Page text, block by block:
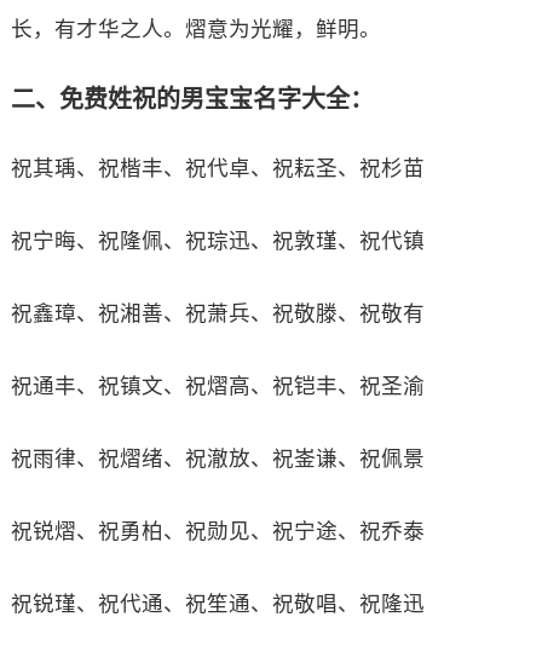
长，有才华之人。熠意为光耀，鲜明。
二、免费姓祝的男宝宝名字大全：
祝其瑀、祝楷丰、祝代卓、祝耘圣、祝杉苗
祝宁晦、祝隆佩、祝琮迅、祝敦瑾、祝代镇
祝鑫璋、祝湘善、祝萧兵、祝敬滕、祝敬有
祝通丰、祝镇文、祝熠高、祝铠丰、祝圣渝
祝雨律、祝熠绪、祝澈放、祝崟谦、祝佩景
祝锐熠、祝勇柏、祝勋见、祝宁途、祝乔泰
祝锐瑾、祝代通、祝笙通、祝敬唱、祝隆迅